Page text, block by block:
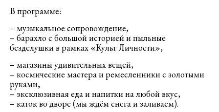
В программе:
– музыкальное сопровождение,
– барахло с большой историей и пыльные
безделушки в рамках «Культ Личности»,
– магазины удивительных вещей,
– космические мастера и ремесленники с золотыми
руками,
– эксклюзивная еда и напитки на любой вкус,
– каток во дворе (мы ждём снега и заливаем).